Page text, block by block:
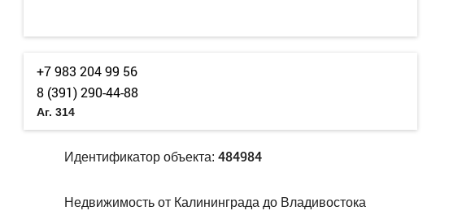
+7 983 204 99 56
8 (391) 290-44-88
Аг. 314
Идентификатор объекта: 484984
Недвижимость от Калининграда до Владивостока